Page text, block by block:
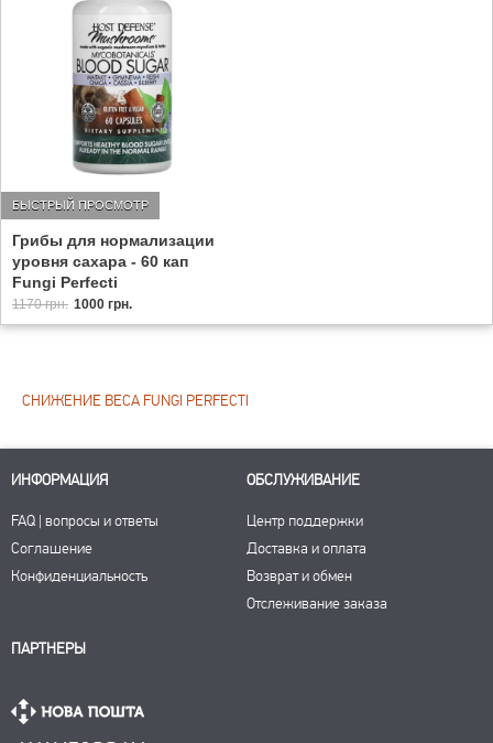
Грибы для нормализации
уровня сахара - 60 кап
Fungi Perfecti
БЫСТРЫЙ ПРОСМОТР
1170 грн. 1000 грн.
СНИЖЕНИЕ ВЕСА FUNGI PERFECTI
ИНФОРМАЦИЯ
FAQ | вопросы и ответы
Соглашение
Конфиденциальность
ОБСЛУЖИВАНИЕ
Центр поддержки
Доставка и оплата
Возврат и обмен
Отслеживание заказа
ПАРТНЕРЫ